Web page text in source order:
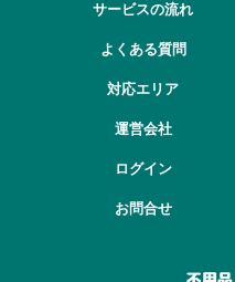
サービスの流れ
よくある質問
対応エリア
運営会社
ログイン
お問合せ